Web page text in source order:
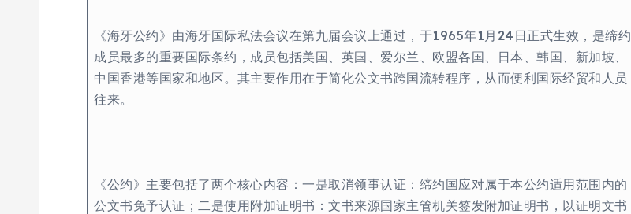
《海牙公约》由海牙国际私法会议在第九届会议上通过，于1965年1月24日正式生效，是缔约
成员最多的重要国际条约，成员包括美国、英国、爱尔兰、欧盟各国、日本、韩国、新加坡、
中国香港等国家和地区。其主要作用在于简化公文书跨国流转程序，从而便利国际经贸和人员
往来。
《公约》主要包括了两个核心内容：一是取消领事认证：缔约国应对属于本公约适用范围内的
公文书免予认证；二是使用附加证明书：文书来源国家主管机关签发附加证明书，以证明文书